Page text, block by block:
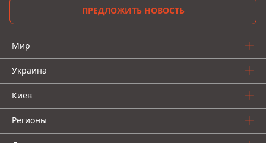
ПРЕДЛОЖИТЬ НОВОСТЬ
Мир
Украина
Киев
Регионы